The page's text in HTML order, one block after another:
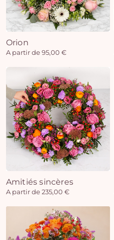
Orion
A partir de 95,00 €
Amitiés sincères
A partir de 235,00 €